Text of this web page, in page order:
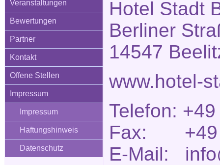
Veranstaltungen
Bewertungen
Partner
Kontakt
Offene Stellen
Impressum
Impressum
Haftungshinweis
Datenschutz
Hotel Stadt
Berliner
14547
www.hotel-
Telefon:
Fax: +49
E-Mail: